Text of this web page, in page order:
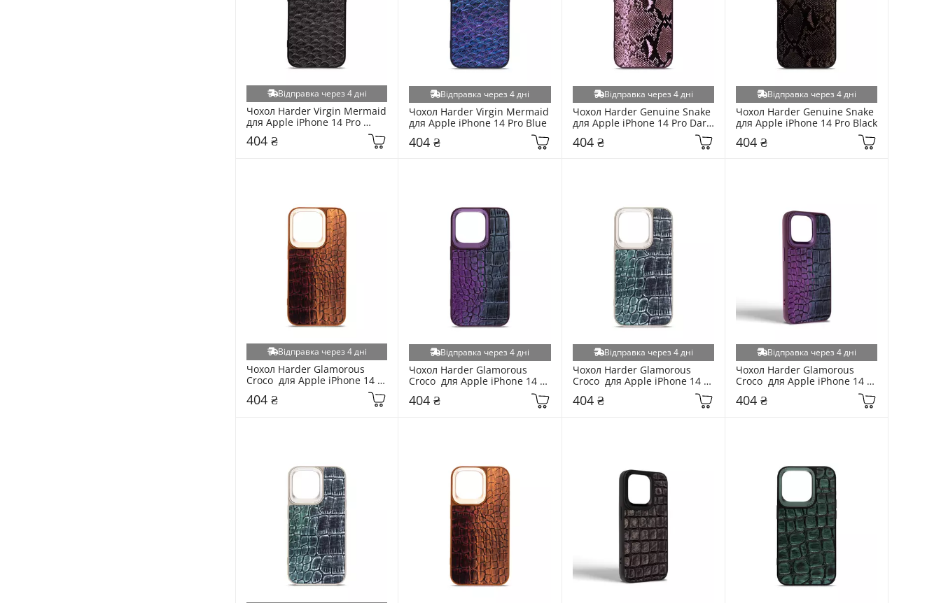
Відправка через 4 дні
Чохол Harder Virgin Mermaid
для Apple iPhone 14 Pro
404 ₴
Відправка через 4 дні
Чохол Harder Virgin Mermaid
для Apple iPhone 14 Pro Blue
404 ₴
Відправка через 4 дні
Чохол Harder Genuine Snake
для Apple iPhone 14 Pro Dark
404 ₴
Відправка через 4 дні
Чохол Harder Genuine Snake
для Apple iPhone 14 Pro Black
404 ₴
Відправка через 4 дні
Чохол Harder Glamorous
Croco  для Apple iPhone 14
404 ₴
Відправка через 4 дні
Чохол Harder Glamorous
Croco  для Apple iPhone 14
404 ₴
Відправка через 4 дні
Чохол Harder Glamorous
Croco  для Apple iPhone 14
404 ₴
Відправка через 4 дні
Чохол Harder Glamorous
Croco  для Apple iPhone 14
404 ₴